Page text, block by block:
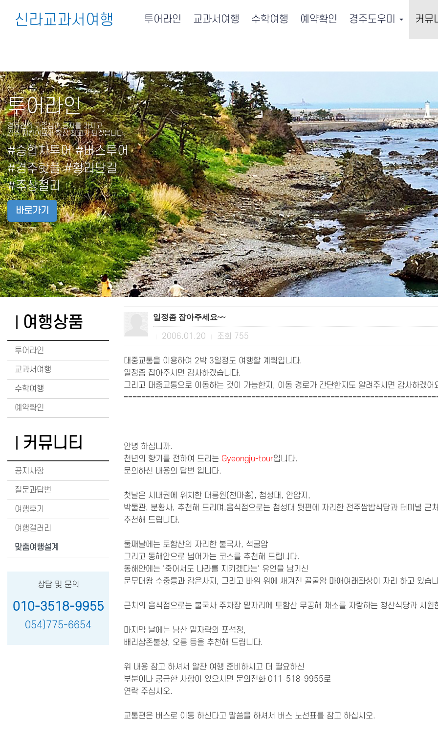
신라교과서여행 투어라인 교과서여행 수학여행 예약확인 경주도우미 커뮤
투어라인
경주인의 자존심과 긍지를 가지고
경주 지킴이로써 항상 최고가 되겠읍니다.
#승합차투어 #버스투어
#경주핫플 #황리단길
#주상절리
바로가기
여행상품
투어라인
교과서여행
수학여행
예약확인
커뮤니티
공지사항
질문과답변
여행후기
여행갤러리
맞춤여행설계
상담 및 문의
010-3518-9955
054)775-6654
일정좀 잡아주세요~~
2006.01.20 조회 755
대중교통을 이용하여 2박 3일정도 여행할 계획입니다.
일정좀 잡아주시면 감사하겠습니다.
그리고 대중교통으로 이동하는 것이 가능한지, 이동 경로가 간단한지도 알려주시면 감사하겠어
안녕 하십니까.
천년의 향기를 전하여 드리는 Gyeongju-tour입니다.
문의하신 내용의 답변 입니다.
첫날은 시내권에 위치한 대릉원(천마총), 첨성대, 안압지,
박물관, 분황사, 추천해 드리며,음식점으로는 첨성대 뒷편에 자리한 전주쌈밥식당과 터미널 근
추천해 드립니다.
둘째날에는 토함산의 자리한 불국사, 석굴암
그리고 동해안으로 넘어가는 코스를 추천해 드립니다.
동해안에는 '죽어서도 나라를 지키겠다는' 유언을 남기신
문무대왕 수중릉과 감은사지, 그리고 바위 위에 새겨진 골굴암 마애여래좌상이 자리 하고 있습
근처의 음식점으로는 불국사 주차장 밑자리에 토함산 무공해 채소를 자랑하는 청산식당과 시원
마지막 날에는 남산 밑자락의 포석정,
배리삼존불상, 오릉 등을 추천해 드립니다.
위 내용 참고 하셔서 알찬 여행 준비하시고 더 필요하신
부분이나 궁금한 사항이 있으시면 문의전화 011-518-9955로
연락 주십시오.
교통편은 버스로 이동 하신다고 말씀을 하셔서 버스 노선표를 참고 하십시오.